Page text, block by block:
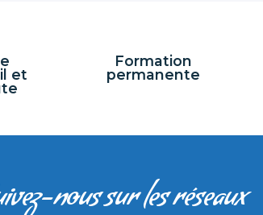
et
Formation
permanente
nous sur les réseaux